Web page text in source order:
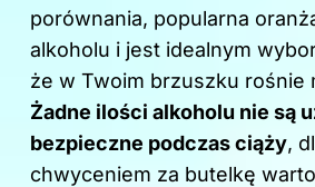
porównania, popularna
alkoholu i jest idealnym
że w Twoim brzuszku rośnie
Żadne ilości alkoholu nie są
bezpieczne podczas ciąży,
chwyceniem za butelkę